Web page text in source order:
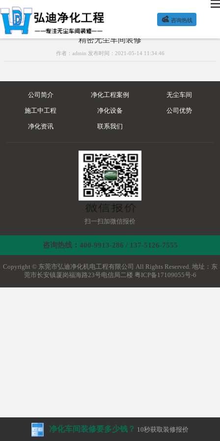
 咨询热线
精密无尘车间装修
作者：admin 发布时间：2021-05-14 11:34:46
公司简介 净化工程案例 无尘车间
施工中工程 净化设备 公司优势
净化资讯 联系我们
扫一扫加微信报价
咨询热线：400-9913-286 / 137-5126-7555
Copyright © 东莞市弘迪净化机电工程有限公司 All Rights Reserved. 地址：东
莞市长安镇厦岗福海路23号电信局二楼 粤ICP备17109055号-6
净化车间装修要多少钱？ 10秒获取装修报价